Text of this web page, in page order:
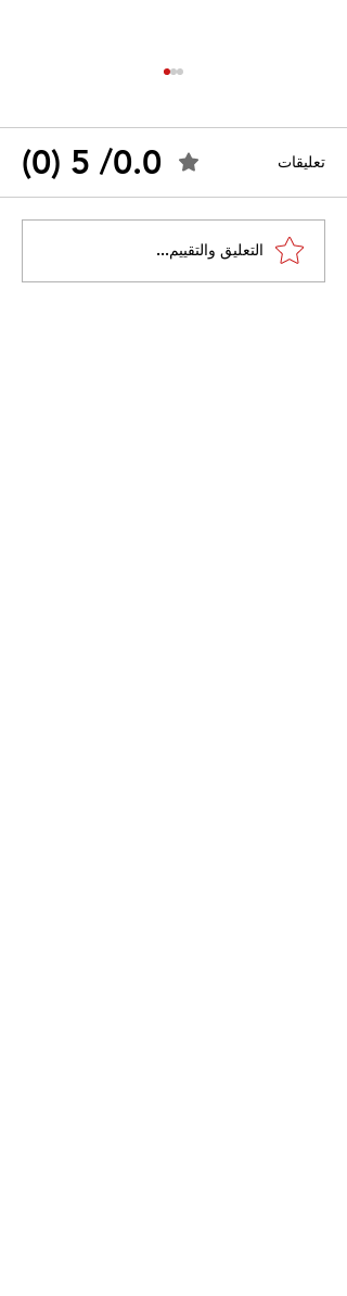
القضاء الإداري يقضي بحل
نقابة "كنابست"
تعليقات 0.0/ 5 (0)
التعليق والتقييم...